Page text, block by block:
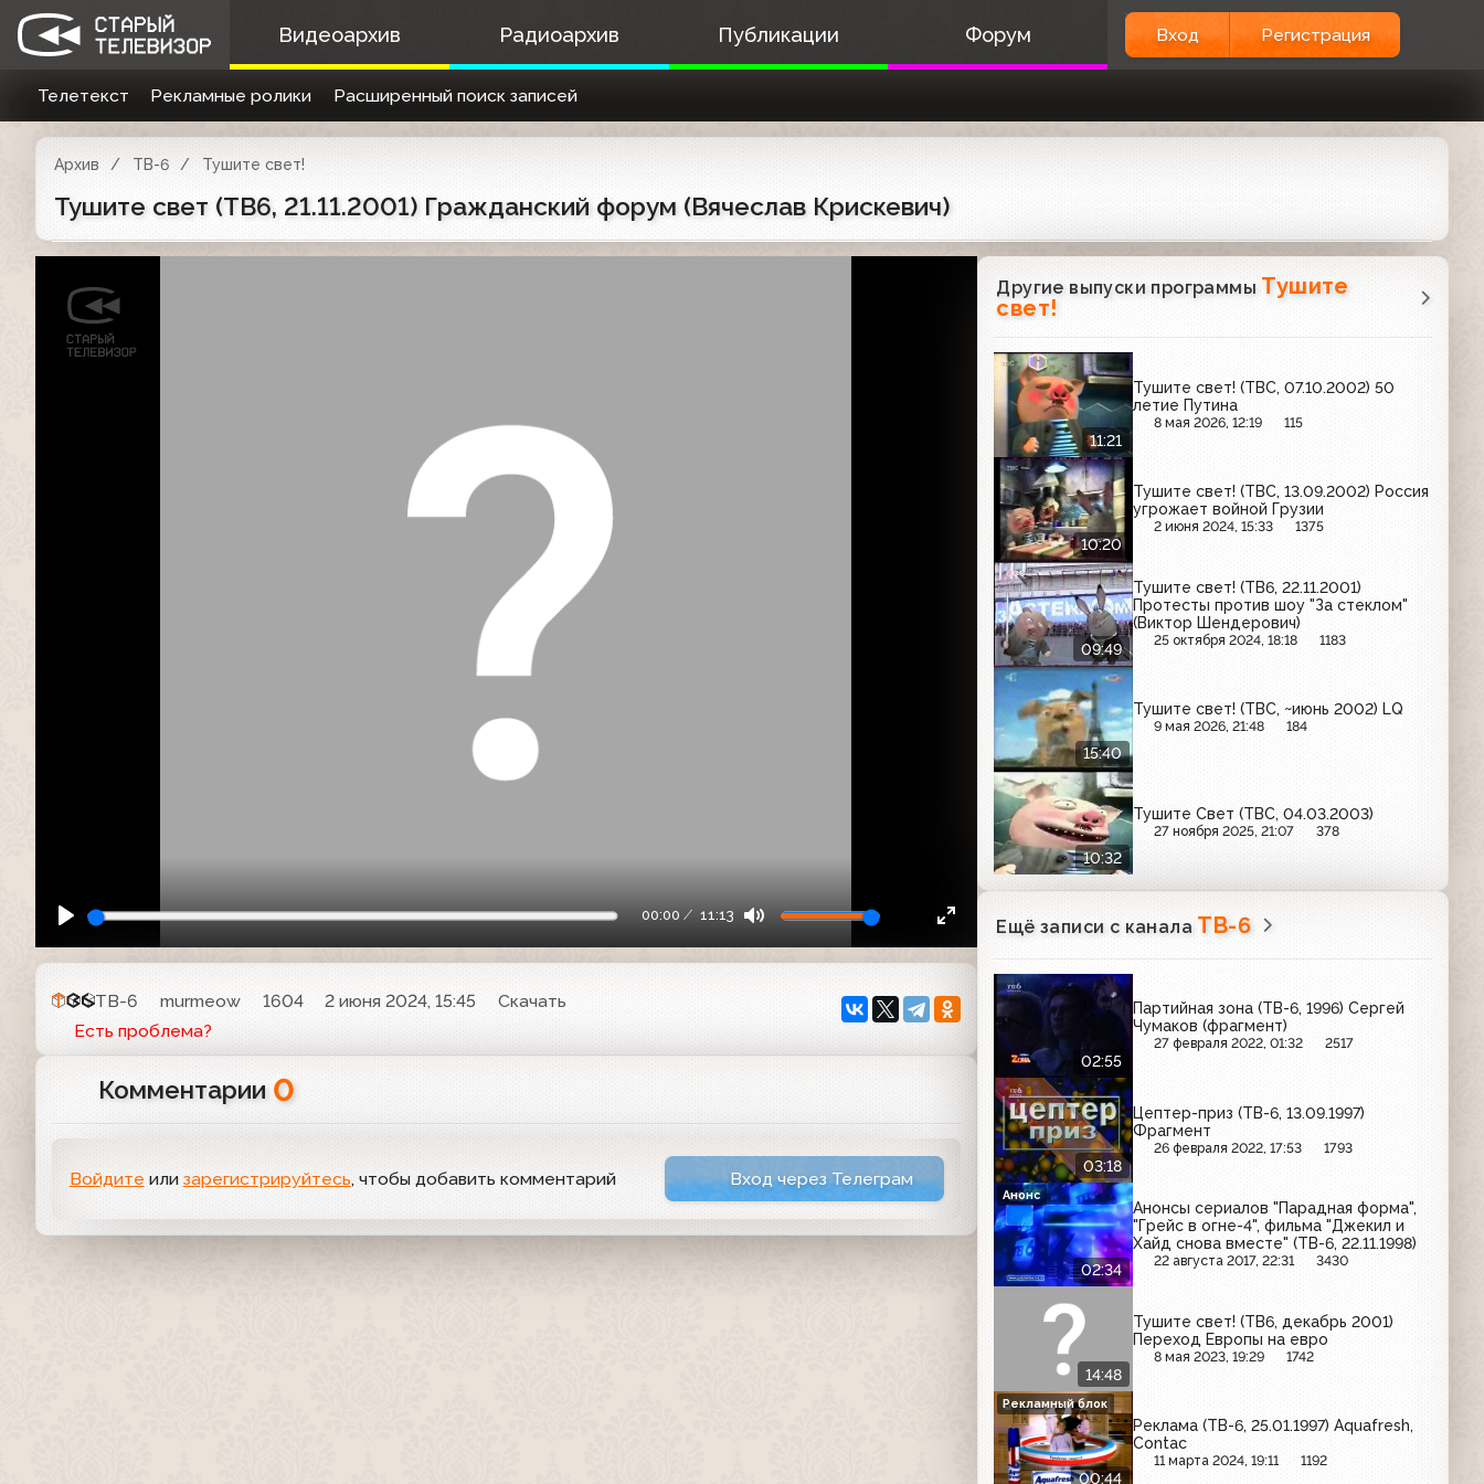
Видеоархив Радиоархив Публикации Форум Вход Регистрация
Телетекст Рекламные ролики Расширенный поиск записей
Архив ТВ-6 Тушите свет!
Тушите свет (ТВ6, 21.11.2001) Гражданский форум (Вячеслав Крискевич)
00:00 11:13
ТВ-6 murmeow 1604 2 июня 2024, 15:45
Скачать
Есть проблема?
Комментарии 0
Войдите или зарегистрируйтесь, чтобы добавить комментарий Вход через Телеграм
Другие выпуски программы Тушите
свет!
11:21
Тушите свет! (ТВС, 07.10.2002) 50
летие Путина
8 мая 2026, 12:19 115
10:20
Тушите свет! (ТВС, 13.09.2002) Россия
угрожает войной Грузии
2 июня 2024, 15:33 1375
09:49
Тушите свет! (ТВ6, 22.11.2001)
Протесты против шоу "За стеклом"
(Виктор Шендерович)
25 октября 2024, 18:18 1183
15:40
Тушите свет! (ТВС, ~июнь 2002) LQ
9 мая 2026, 21:48 184
10:32
Тушите Свет (ТВС, 04.03.2003)
27 ноября 2025, 21:07 378
Ещё записи с канала ТВ-6
02:55
Партийная зона (ТВ-6, 1996) Сергей
Чумаков (фрагмент)
27 февраля 2022, 01:32 2517
03:18
Цептер-приз (ТВ-6, 13.09.1997)
Фрагмент
26 февраля 2022, 17:53 1793
02:34
Анонсы сериалов "Парадная форма",
"Грейс в огне-4", фильма "Джекил и
Хайд снова вместе" (ТВ-6, 22.11.1998)
22 августа 2017, 22:31 3430
Анонс
14:48
Тушите свет! (ТВ6, декабрь 2001)
Переход Европы на евро
8 мая 2023, 19:29 1742
00:44
Реклама (ТВ-6, 25.01.1997) Aquafresh,
Contac
11 марта 2024, 19:11 1192
Рекламный блок